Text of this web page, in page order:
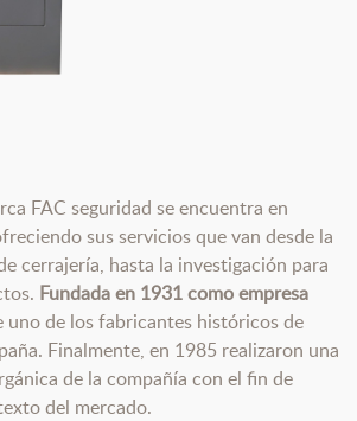
FAC seguridad se encuentra en
sus servicios que van desde la
cerrajería, hasta la investigación para
Fundada en 1931 como empresa
uno de los fabricantes históricos de
Finalmente, en 1985 realizaron una
de la compañía con el fin de
del mercado.